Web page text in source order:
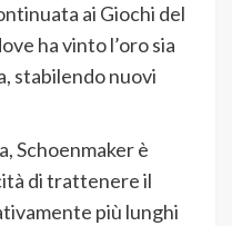
ai Giochi del
ha vinto l’oro sia
stabilendo nuovi
Schoenmaker è
di trattenere il
più lunghi